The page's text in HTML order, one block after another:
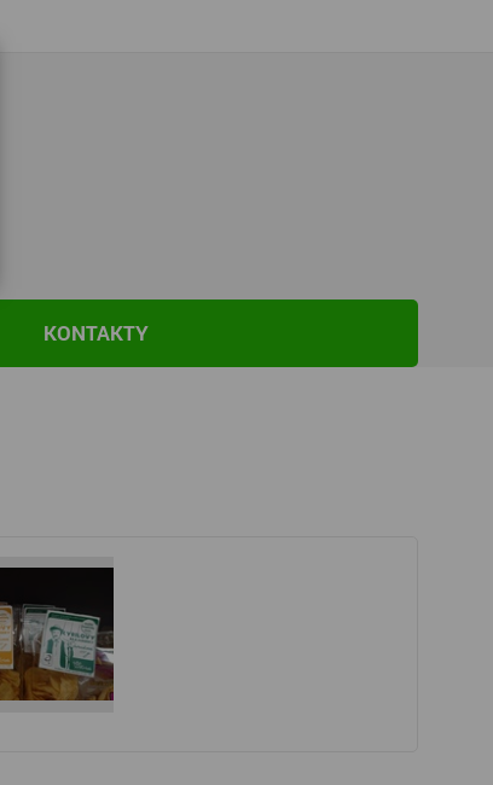
KONTAKTY